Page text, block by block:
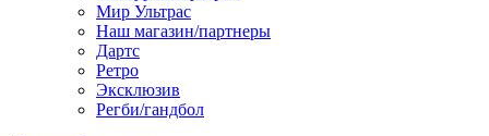
Мир Ультрас
Наш магазин/партнеры
Дартс
Ретро
Эксклюзив
Регби/гандбол